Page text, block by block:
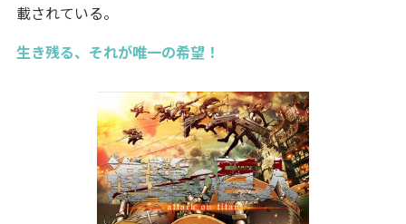
載されている。
生き残る、それが唯一の希望！